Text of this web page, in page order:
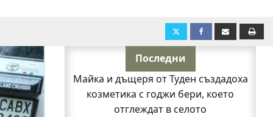
Последни
Майка и дъщеря от Туден създадоха
козметика с годжи бери, което
отглеждат в селото